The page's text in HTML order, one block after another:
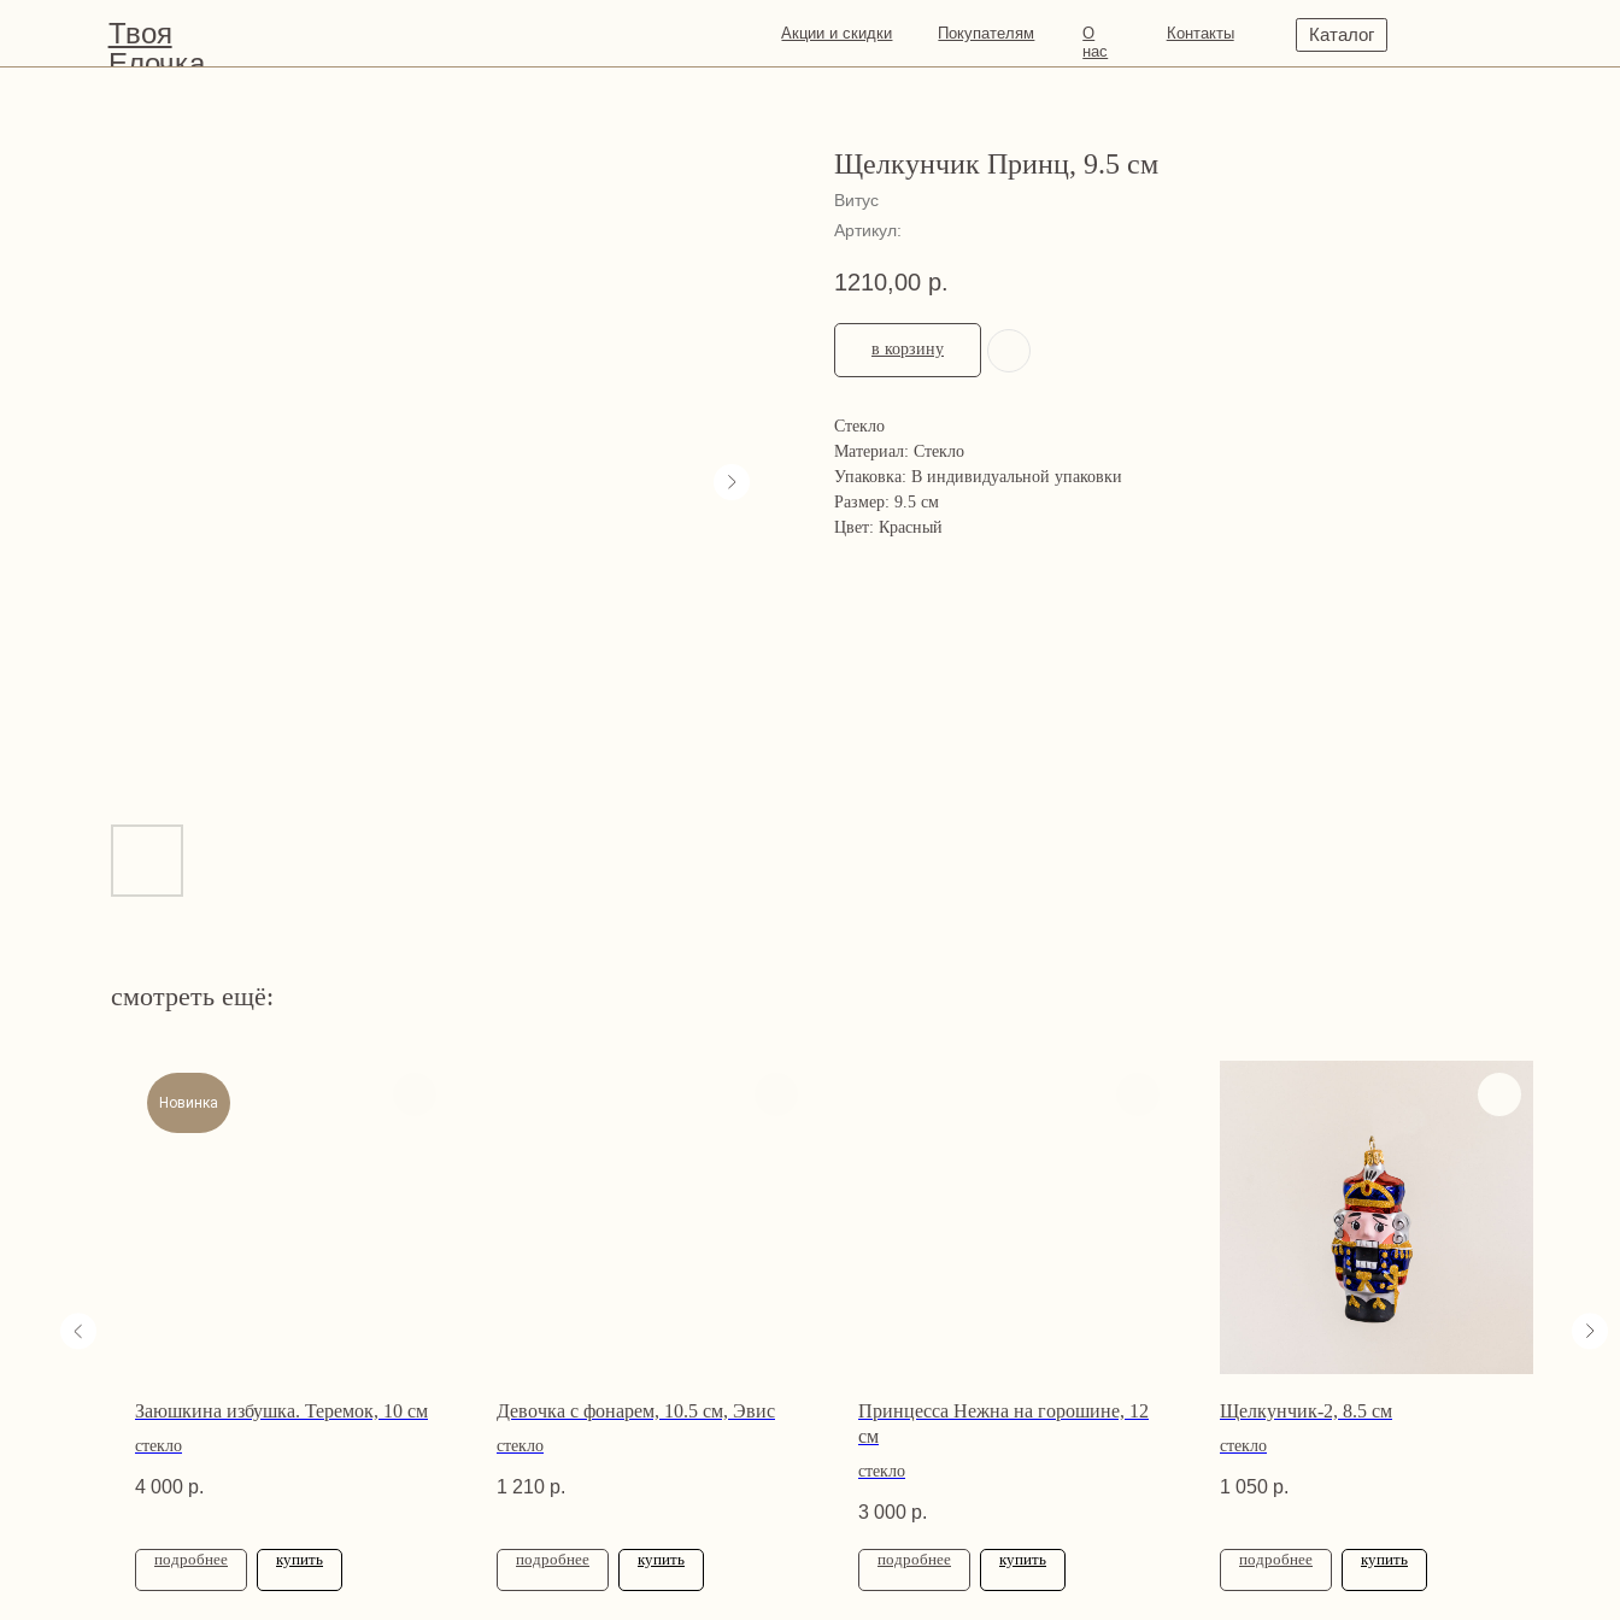
Акции и скидки Покупателям О
нас
Контакты Каталог
Твоя
Елочка
Щелкунчик Принц, 9.5 см
Витус
Артикул:
1210,00 р.
в корзину
Стекло
Материал: Стекло
Упаковка: В индивидуальной упаковки
Размер: 9.5 см
Цвет: Красный
смотреть ещё:
Новинка
Заюшкина избушка. Теремок, 10 см
стекло
4 000 р.
подробнее купить
Девочка с фонарем, 10.5 см, Эвис
стекло
1 210 р.
подробнее купить
Принцесса Нежна на горошине, 12
см
стекло
3 000 р.
подробнее купить
Щелкунчик-2, 8.5 см
стекло
1 050 р.
подробнее купить